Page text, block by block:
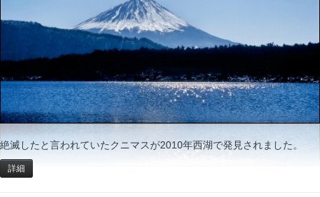
絶滅したと言われていたクニマスが2010年西湖で発見されました。
詳細